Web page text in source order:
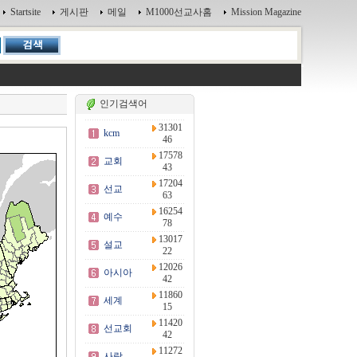
Startsite 게시판 메일 M1000선교사홈 Mission Magazine
인기검색어
kcm
31301
46
교회
17578
43
선교
17204
63
예수
16254
78
설교
13017
22
아시아
12026
42
세계
11860
15
선교회
11420
42
11272